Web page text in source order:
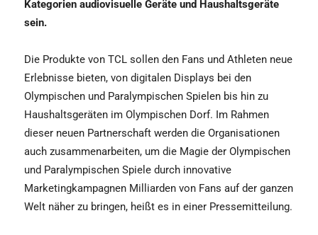
Kategorien audiovisuelle Geräte und Haushaltsgeräte
sein.
Die Produkte von TCL sollen den Fans und Athleten neue
Erlebnisse bieten, von digitalen Displays bei den
Olympischen und Paralympischen Spielen bis hin zu
Haushaltsgeräten im Olympischen Dorf. Im Rahmen
dieser neuen Partnerschaft werden die Organisationen
auch zusammenarbeiten, um die Magie der Olympischen
und Paralympischen Spiele durch innovative
Marketingkampagnen Milliarden von Fans auf der ganzen
Welt näher zu bringen, heißt es in einer Pressemitteilung.